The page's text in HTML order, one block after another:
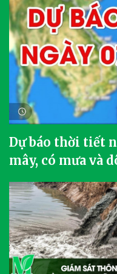
Dự báo thời tiết
mây, có mưa và